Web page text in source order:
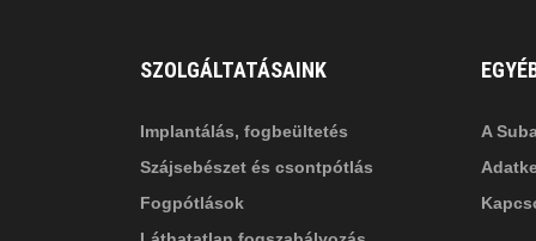
SZOLGÁLTATÁSAINK
Implantálás, fogbeültetés
Szájsebészet és csontpótlás
Fogpótlások
A